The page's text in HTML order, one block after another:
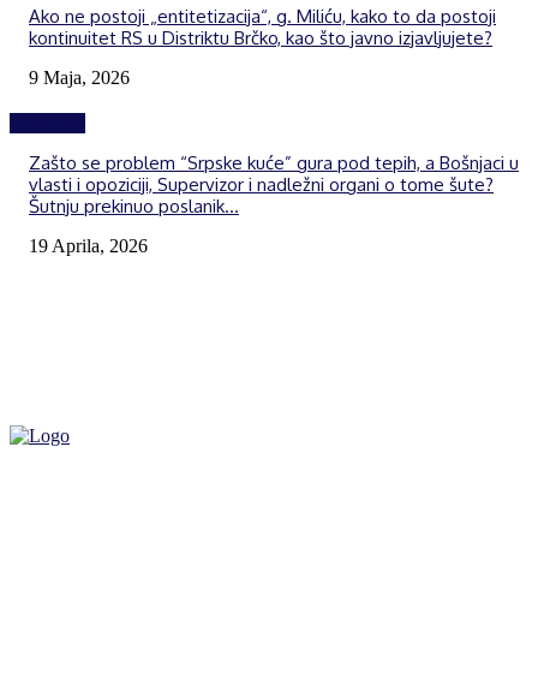
Ako ne postoji „entitetizacija“, g. Miliću, kako to da postoji
kontinuitet RS u Distriktu Brčko, kao što javno izjavljujete?
9 Maja, 2026
Zašto se problem “Srpske kuće” gura pod tepih, a Bošnjaci u
vlasti i opoziciji, Supervizor i nadležni organi o tome šute?
Šutnju prekinuo poslanik...
19 Aprila, 2026